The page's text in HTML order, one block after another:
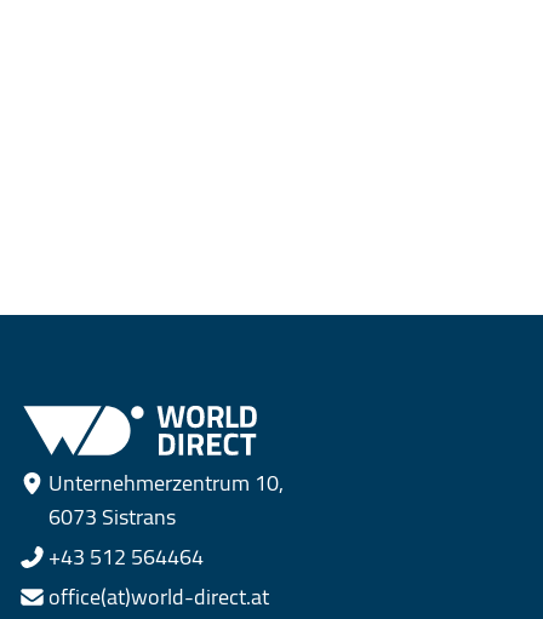
Unternehmerzentrum 10,
6073 Sistrans
+43 512 564464
office(at)world-direct.at